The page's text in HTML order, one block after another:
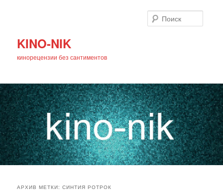
KINO-NIK
кинорецензии без сантиментов
АРХИВ МЕТКИ:СИНТИЯ РОТРОК